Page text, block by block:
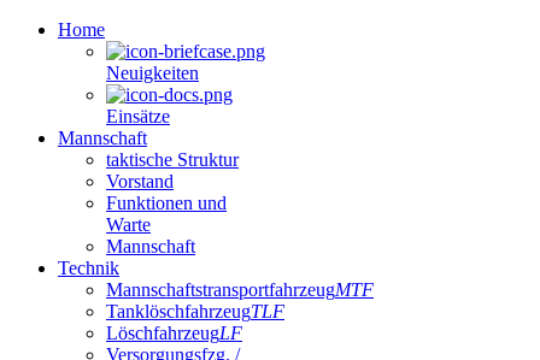
Home
Neuigkeiten
Einsätze
Mannschaft
taktische Struktur
Vorstand
Funktionen und
Warte
Mannschaft
Technik
MannschaftstransportfahrzeugMTF
TanklöschfahrzeugTLF
LöschfahrzeugLF
Versorgungsfzg. /